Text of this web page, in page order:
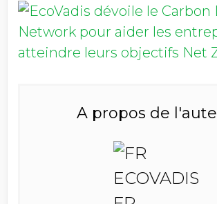
A propos de